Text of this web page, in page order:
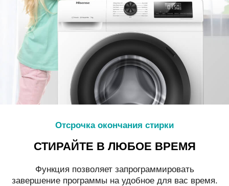
Отсрочка окончания стирки
СТИРАЙТЕ В ЛЮБОЕ ВРЕМЯ
Функция позволяет запрограммировать
завершение программы на удобное для вас время.